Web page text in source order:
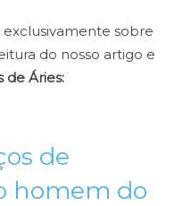
exclusivamente sobre
do nosso artigo e
de Áries:
de
homem do